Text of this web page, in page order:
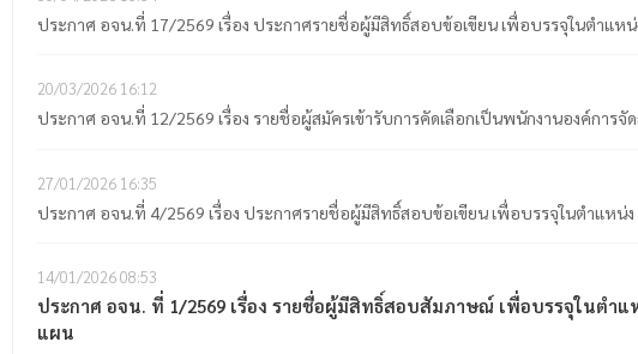
ประกาศ อจน.ที่ 17/2569 เรื่อง ประกาศรายชื่อผู้มีสิทธิ์สอบข้อเขียน เพื่อบรรจุในตำแห
20/03/2026 16:12
ประกาศ อจน.ที่ 12/2569 เรื่อง รายชื่อผู้สมัครเข้ารับการคัดเลือกเป็นพนักงานองค์กา
27/01/2026 16:35
ประกาศ อจน.ที่ 4/2569 เรื่อง ประกาศรายชื่อผู้มีสิทธิ์สอบข้อเขียน เพื่อบรรจุในตำแหน่
14/01/202608:53
ประกาศ อจน. ที่ 1/2569 เรื่อง รายชื่อผู้มีสิทธิ์สอบสัมภาษณ์ เพื่อบรรจุในตำ
แผน